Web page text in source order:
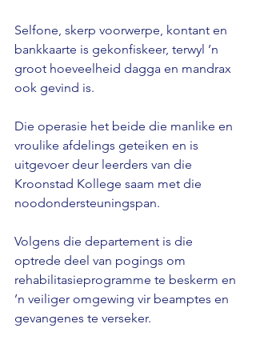
Selfone, skerp voorwerpe, kontant en
bankkaarte is gekonfiskeer, terwyl ’n
groot hoeveelheid dagga en mandrax
ook gevind is.
Die operasie het beide die manlike en
vroulike afdelings geteiken en is
uitgevoer deur leerders van die
Kroonstad Kollege saam met die
noodondersteuningspan.
Volgens die departement is die
optrede deel van pogings om
rehabilitasieprogramme te beskerm en
’n veiliger omgewing vir beamptes en
gevangenes te verseker.